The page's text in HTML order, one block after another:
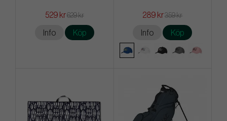
529 kr629 kr
Info Köp
289 kr359 kr
Info Köp